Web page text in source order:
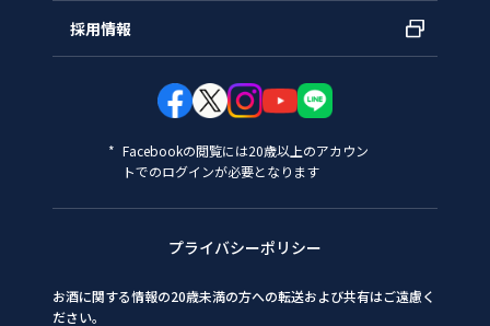
採用情報
Facebookの閲覧には20歳以上のアカウン
トでのログインが必要となります
プライバシーポリシー
お酒に関する情報の20歳未満の方への転送および共有はご遠慮く
ださい。